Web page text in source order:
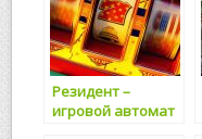
Резидент –
игровой автомат